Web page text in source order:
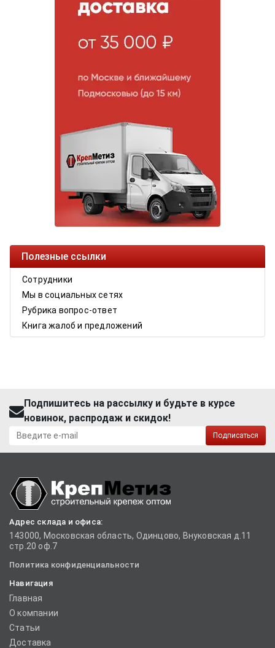
Полезные ссылки
Сотрудники
Мы в социальных сетях
Рубрика вопрос-ответ
Книга жалоб и предложений
Подпишитесь на рассылку и будьте в курсе
новинок, распродаж и скидок!
Подписаться
Адрес склада и офиса:
143000, Московская область, Одинцово, Внуковская д.11
стр.20 оф.7
Политика конфиденциальности
Навигация
Главная
О компании
Статьи
Доставка